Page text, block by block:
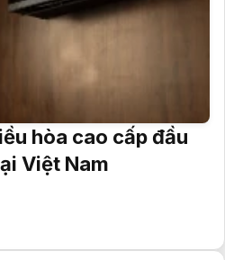
hòa cao cấp đầu
Việt Nam